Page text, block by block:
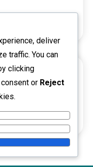
piirid, tagajärjed
deliver
traffic. You can
clicking
or Reject